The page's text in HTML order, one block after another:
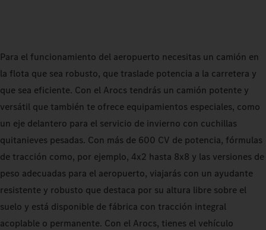
Para el funcionamiento del aeropuerto necesitas un camión en
la flota que sea robusto, que traslade potencia a la carretera y
que sea eficiente. Con el Arocs tendrás un camión potente y
versátil que también te ofrece equipamientos especiales, como
un eje delantero para el servicio de invierno con cuchillas
quitanieves pesadas. Con más de 600 CV de potencia, fórmulas
de tracción como, por ejemplo, 4x2 hasta 8x8 y las versiones de
peso adecuadas para el aeropuerto, viajarás con un ayudante
resistente y robusto que destaca por su altura libre sobre el
suelo y está disponible de fábrica con tracción integral
acoplable o permanente. Con el Arocs, tienes el vehículo